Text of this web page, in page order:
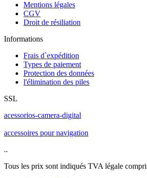
Mentions légales
CGV
Droit de résiliation
Informations
Frais d`expédition
Types de paiement
Protection des données
l'élimination des piles
SSL
acessorios-camera-digital
accessoires pour navigation
..
Tous les prix sont indiqués TVA légale